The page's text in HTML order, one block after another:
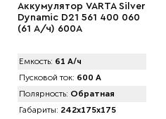
Аккумулятор VARTA Silver
Dynamic D21 561 400 060
(61 А/ч) 600А
Емкость: 61 А/ч
Пусковой ток: 600 А
Полярность: Обратная
Габариты: 242x175x175